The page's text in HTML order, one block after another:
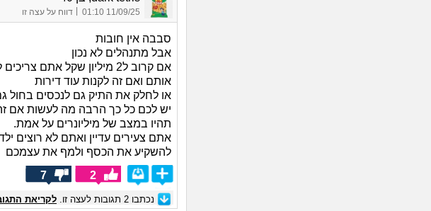
11/09/25 01:10 דווח על עצה זו
סבבה אין חובות
אבל מתנהלים לא נכון
אם קרוב ל2 מיליון שקל אתם
אותם ואם זה לקנות עוד דירות
או לחלק את התיק גם לנכסים בחול
תהיו במצב של מיליונרים על אמת.
אתם צעירים עדיין ואתם לא רוצים
להשקיע את הכסף ולמף את עצמכם
2
7
נכתבו 2 תגובות לעצה זו. לקריאת